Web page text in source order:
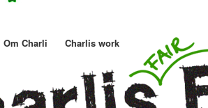
Om Charli Charlis work